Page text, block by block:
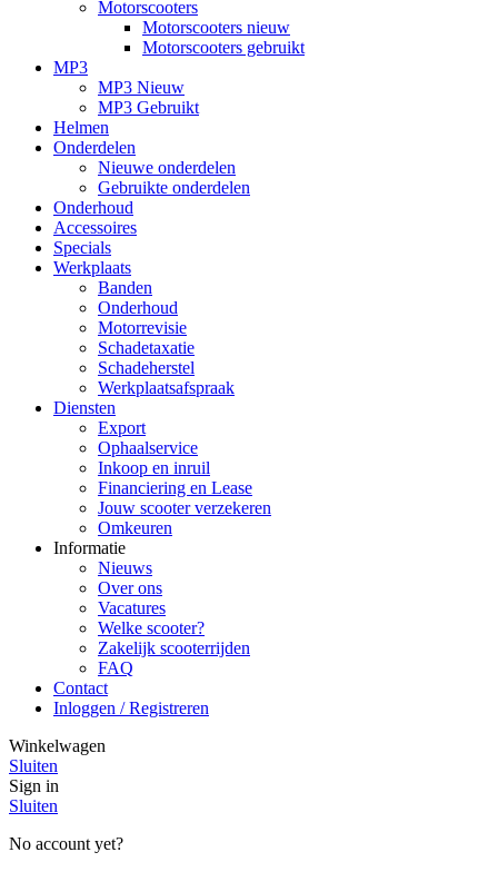
Motorscooters
Motorscooters nieuw
Motorscooters gebruikt
MP3
MP3 Nieuw
MP3 Gebruikt
Helmen
Onderdelen
Nieuwe onderdelen
Gebruikte onderdelen
Onderhoud
Accessoires
Specials
Werkplaats
Banden
Onderhoud
Motorrevisie
Schadetaxatie
Schadeherstel
Werkplaatsafspraak
Diensten
Export
Ophaalservice
Inkoop en inruil
Financiering en Lease
Jouw scooter verzekeren
Omkeuren
Informatie
Nieuws
Over ons
Vacatures
Welke scooter?
Zakelijk scooterrijden
FAQ
Contact
Inloggen / Registreren
Winkelwagen
Sluiten
Sign in
Sluiten
No account yet?